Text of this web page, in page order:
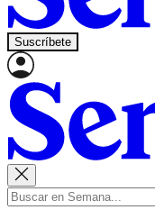
Suscríbete